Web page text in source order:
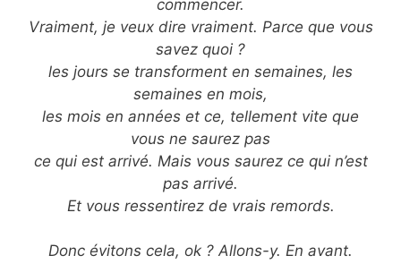
commencer.
Vraiment, je veux dire vraiment. Parce que vous
savez quoi ?
les jours se transforment en semaines, les
semaines en mois,
les mois en années et ce, tellement vite que
vous ne saurez pas
ce qui est arrivé. Mais vous saurez ce qui n’est
pas arrivé.
Et vous ressentirez de vrais remords.
Donc évitons cela, ok ? Allons-y. En avant.